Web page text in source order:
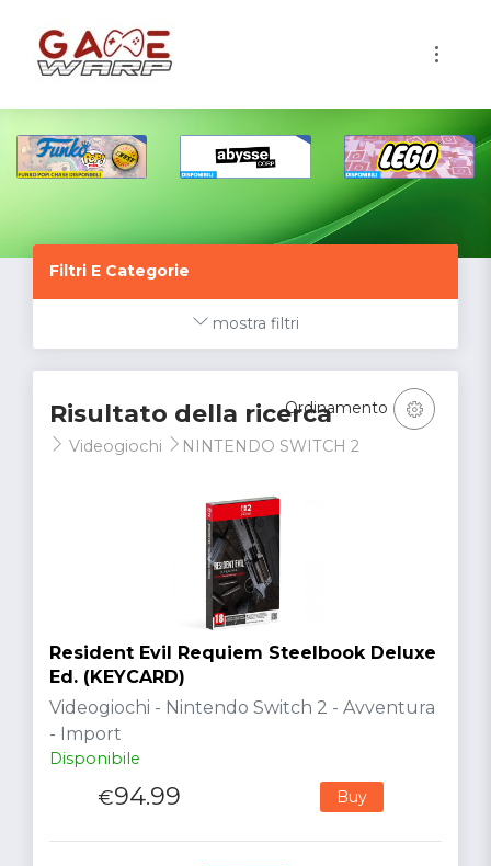
Filtri E Categorie
mostra filtri
Risultato della ricerca
Videogiochi NINTENDO SWITCH 2
Ordinamento
Resident Evil Requiem Steelbook Deluxe
Ed. (KEYCARD)
Videogiochi - Nintendo Switch 2 - Avventura
- Import
Disponibile
€94.99 Buy